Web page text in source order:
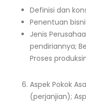
Definisi dan
Penentuan
Jenis
pendiriannya;
Proses
Aspek Pokok
(perjanjian);